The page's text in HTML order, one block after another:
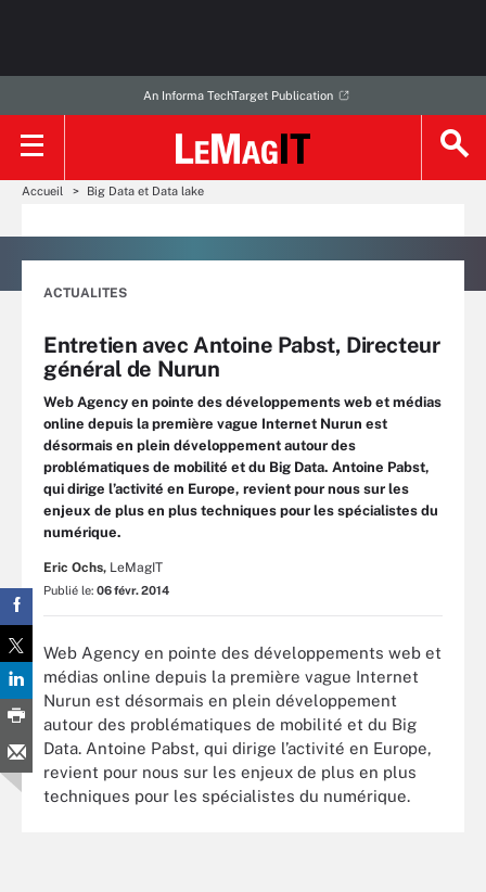
An Informa TechTarget Publication
Accueil Big Data et Data lake
ACTUALITES
Entretien avec Antoine Pabst, Directeur
général de Nurun
Web Agency en pointe des développements web et médias
online depuis la première vague Internet Nurun est
désormais en plein développement autour des
problématiques de mobilité et du Big Data. Antoine Pabst,
qui dirige l’activité en Europe, revient pour nous sur les
enjeux de plus en plus techniques pour les spécialistes du
numérique.
Eric Ochs, LeMagIT
Publié le: 06 févr. 2014
Web Agency en pointe des développements web et
médias online depuis la première vague Internet
Nurun est désormais en plein développement
autour des problématiques de mobilité et du Big
Data. Antoine Pabst, qui dirige l’activité en Europe,
revient pour nous sur les enjeux de plus en plus
techniques pour les spécialistes du numérique.